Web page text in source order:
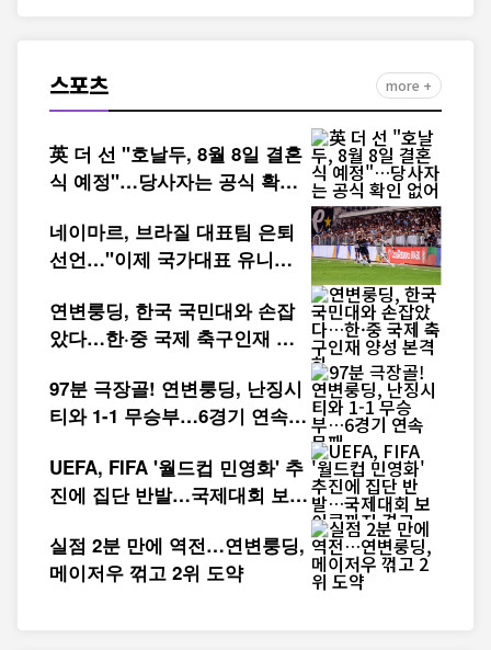
스포츠 more +
英 더 선 "호날두, 8월 8일 결혼
식 예정"…당사자는 공식 확인
네이마르, 브라질 대표팀 은퇴
선언…"이제 국가대표 유니폼
연변룽딩, 한국 국민대와 손잡
았다…한·중 국제 축구인재 양
97분 극장골! 연변룽딩, 난징시
티와 1-1 무승부…6경기 연속
UEFA, FIFA '월드컵 민영화' 추
진에 집단 반발…국제대회 보이
실점 2분 만에 역전…연변룽딩,
메이저우 꺾고 2위 도약